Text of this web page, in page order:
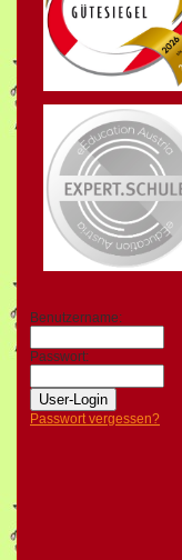
Benutzername:
Passwort:
Passwort vergessen?